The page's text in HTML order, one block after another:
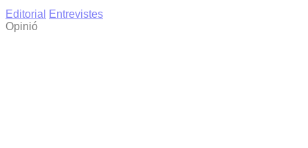
Editorial
Entrevistes
Opinió